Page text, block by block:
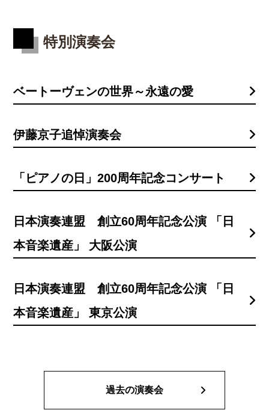
特別演奏会
ベートーヴェンの世界～永遠の愛
伊藤京子追悼演奏会
「ピアノの日」200周年記念コンサート
日本演奏連盟 創立60周年記念公演 「日
本音楽遺産」 大阪公演
日本演奏連盟 創立60周年記念公演 「日
本音楽遺産」 東京公演
過去の演奏会